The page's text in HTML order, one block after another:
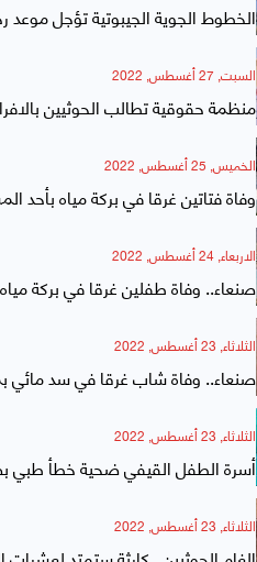
الخطوط الجوية الجيبوتية تؤجل موعد
السبت, 27 أغسطس, 2022
منظمة حقوقية تطالب الحوثيين
الخميس, 25 أغسطس, 2022
وفاة فتاتين غرقا في بركة مياه بأحد
الاربعاء, 24 أغسطس, 2022
صنعاء.. وفاة طفلين غرقا في بركة
الثلاثاء, 23 أغسطس, 2022
صنعاء.. وفاة شاب غرقا في سد مائي
الثلاثاء, 23 أغسطس, 2022
أسرة الطفل القيفي ضحية خطأ طبي
الثلاثاء, 23 أغسطس, 2022